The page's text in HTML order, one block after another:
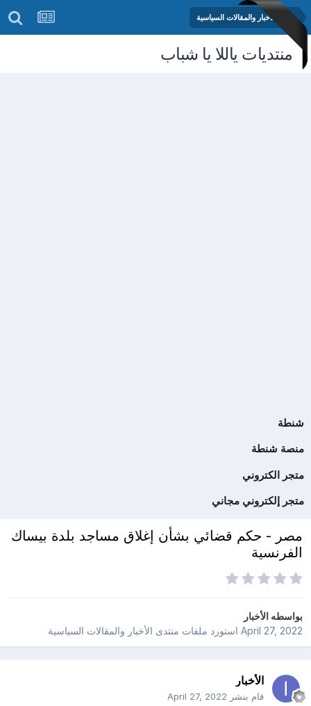
منتدى الأخبار والمقالات السياسية
منتديات ياللا يا شباب
شنطة
منصة شنطة
متجر الكتروني
متجر إلكتروني مجاني
مصر - حكم قضائي بشأن إغلاق مساجد بلدة بيساك
الفرنسية
بواسطهالأخبار
April 27, 2022استورد ملفات منتدى الأخبار والمقالات السياسية
الأخبار
قام بنشر April 27, 2022